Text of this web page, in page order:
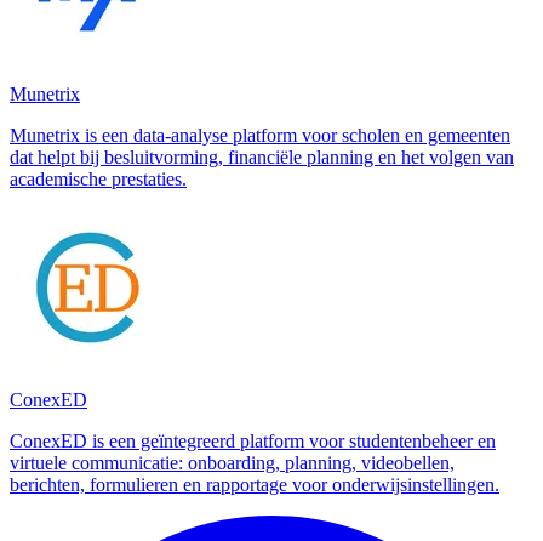
Munetrix
Munetrix is een data-analyse platform voor scholen en gemeenten
dat helpt bij besluitvorming, financiële planning en het volgen van
academische prestaties.
ConexED
ConexED is een geïntegreerd platform voor studentenbeheer en
virtuele communicatie: onboarding, planning, videobellen,
berichten, formulieren en rapportage voor onderwijsinstellingen.